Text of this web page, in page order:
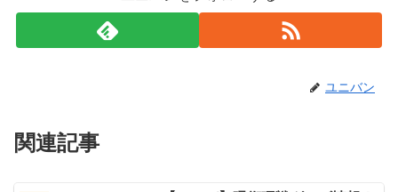
ユニバン
関連記事